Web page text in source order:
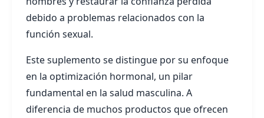
debido a problemas relacionados con la
función sexual.
Este suplemento se distingue por su enfoque
en la optimización hormonal, un pilar
fundamental en la salud masculina. A
diferencia de muchos productos que ofrecen